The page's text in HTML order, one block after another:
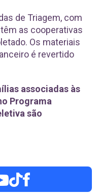
de Triagem, com
as cooperativas
Os materiais
é revertido
associadas às
Programa
são